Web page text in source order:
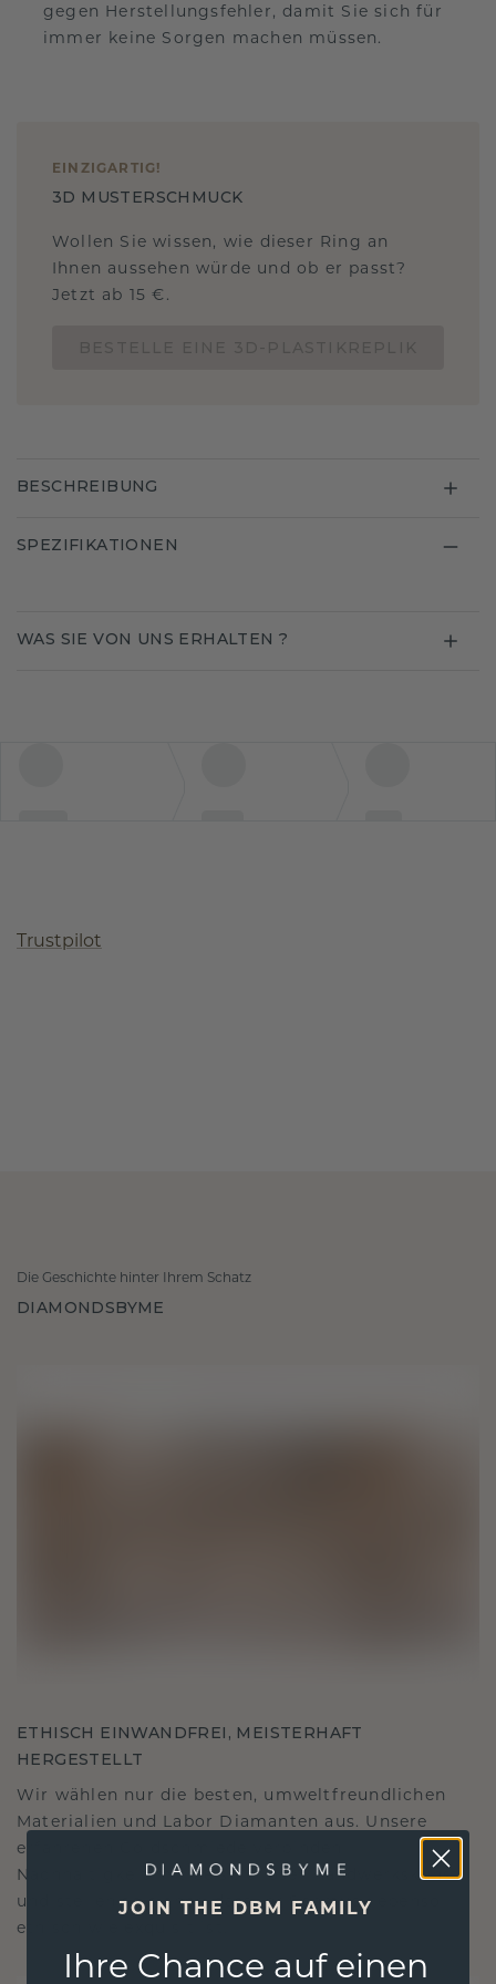
gegen Herstellungsfehler, damit Sie sich für
immer keine Sorgen machen müssen.
EINZIGARTIG !
3D MUSTERSCHMUCK
Wollen Sie wissen, wie dieser Ring an
Ihnen aussehen würde und ob er passt?
Jetzt ab 15 €.
BESCHREIBUNG
SPEZIFIKATIONEN
WAS SIE VON UNS ERHALTEN ?
Trustpilot
Die Geschichte hinter Ihrem Schatz
DIAMONDSBYME
ETHISCH EINWANDFREI, MEISTERHAFT
HERGESTELLT
Wir wählen nur die besten, umweltfreundlichen
Materialien und Labor Diamanten aus. Unsere
erfahrenen Goldschmiede verbinden
Nachhaltigkeit mit beispielloser Handwerkskunst
und stellen so sicher, dass Ihr Schmuck ebenso
ethisch wie exquisit ist.
JOIN THE DBM FAMILY
Ihre Chance auf einen